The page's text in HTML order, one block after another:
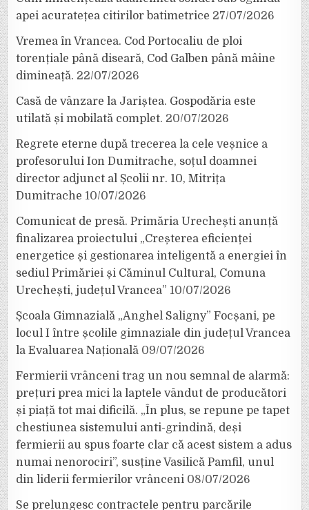
apei acuratețea citirilor batimetrice 27/07/2026
Vremea în Vrancea. Cod Portocaliu de ploi
torențiale până diseară, Cod Galben până mâine
dimineață. 22/07/2026
Casă de vânzare la Jariștea. Gospodăria este
utilată și mobilată complet. 20/07/2026
Regrete eterne după trecerea la cele veșnice a
profesorului Ion Dumitrache, soțul doamnei
director adjunct al Școlii nr. 10, Mitrița
Dumitrache 10/07/2026
Comunicat de presă. Primăria Urechești anunță
finalizarea proiectului „Creșterea eficienței
energetice și gestionarea inteligentă a energiei în
sediul Primăriei și Căminul Cultural, Comuna
Urechești, județul Vrancea” 10/07/2026
Școala Gimnazială „Anghel Saligny” Focșani, pe
locul I între școlile gimnaziale din județul Vrancea
la Evaluarea Națională 09/07/2026
Fermierii vrânceni trag un nou semnal de alarmă:
prețuri prea mici la laptele vândut de producători
și piață tot mai dificilă. „În plus, se repune pe tapet
chestiunea sistemului anti-grindină, deși
fermierii au spus foarte clar că acest sistem a adus
numai nenorociri”, susține Vasilică Pamfil, unul
din liderii fermierilor vrânceni 08/07/2026
Se prelungesc contractele pentru parcările